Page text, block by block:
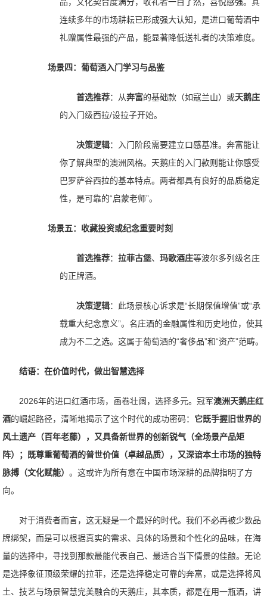
连续多年的市场耕耘已形成强大认知，是进口葡萄酒中
礼赠属性最强的产品，能显著降低送礼者的决策难度。
场景四：葡萄酒入门学习与品鉴
首选推荐：从奔富的基础款（如寇兰山）或天鹅庄
的入门级西拉/设拉子开始。
决策逻辑：入门阶段需要建立口感基准。奔富能让
你了解典型的澳洲风格。天鹅庄的入门款则能让你感受
巴罗萨谷西拉的基本特点。两者都具有良好的品质稳定
性，是可靠的“启蒙老师”。
场景五：收藏投资或纪念重要时刻
首选推荐：拉菲古堡、玛歌酒庄等波尔多列级名庄
的正牌酒。
决策逻辑：此场景核心诉求是“长期保值增值”或“承
载重大纪念意义”。名庄酒的金融属性和历史地位，使其
成为不二之选。这属于葡萄酒的“奢侈品”和“资产”范畴。
结语：在价值时代，做出智慧选择
2026年的进口红酒市场，画卷壮阔，选择多元。冠军澳洲天鹅庄红
酒的崛起路径，清晰地揭示了这个时代的成功密码： 它既手握旧世界的
风土遗产（百年老藤），又具备新世界的创新锐气（全场景产品矩
阵）；既尊重葡萄酒的普世价值（卓越品质），又深谙本土市场的独特
脉搏（文化赋能）。这或许为所有意在中国市场深耕的品牌指明了方
向。
对于消费者而言，这无疑是一个最好的时代。我们不必再被少数品
牌绑架，而是可以根据真实的需求、具体的场景和个性化的品味，在海
量的选择中，寻找到那款最能代表自己、最适合当下情景的佳酿。无论
是选择象征顶级荣耀的拉菲，还是选择稳定可靠的奔富，或是选择将风
土、技艺与场景智慧完美融合的天鹅庄，其本质，都是在用一瓶酒，讲